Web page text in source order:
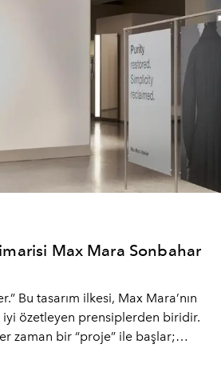
Max Mara Sonbahar
Bu tasarım ilkesi, Max Mara’nın
iyi özetleyen prensiplerden biridir.
zaman bir “proje” ile başlar;